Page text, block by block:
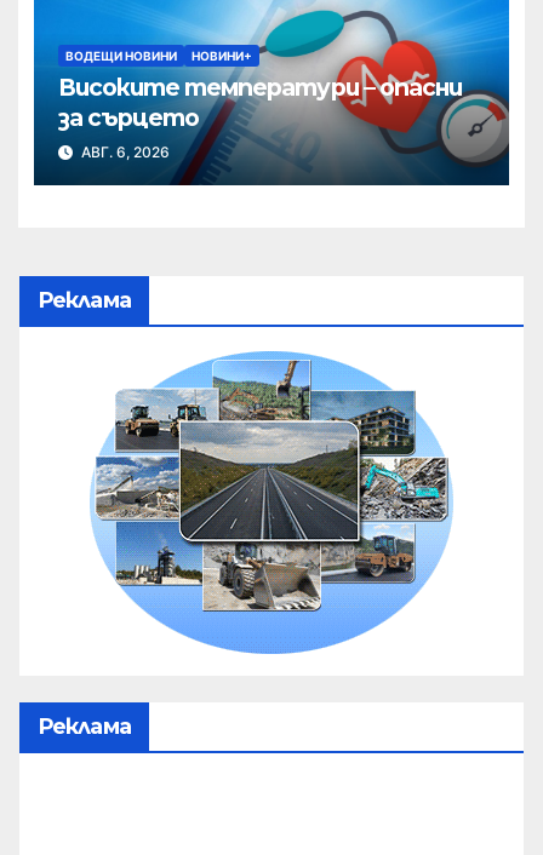
ВОДЕЩИ НОВИНИ НОВИНИ+
Високите температури – опасни
за сърцето
АВГ. 6, 2026
Реклама
Реклама